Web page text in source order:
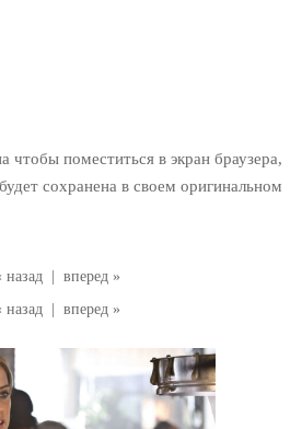
назад
вперед »
назад
вперед »
чтобы поместиться в экран браузера,
сохранена в своем оригинальном